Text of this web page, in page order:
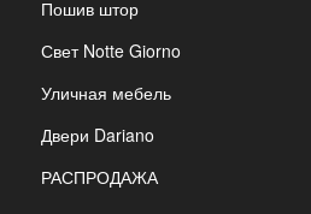
Пошив штор
Свет Notte Giorno
Уличная мебель
Двери Dariano
РАСПРОДАЖА